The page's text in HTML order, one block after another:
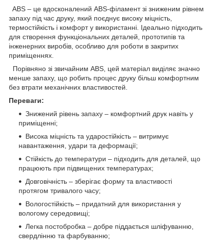
ABS – це вдосконалений ABS-філамент зі зниженим рівнем
запаху під час друку, який поєднує високу міцність,
термостійкість і комфорт у використанні. Ідеально підходить
для створення функціональних деталей, прототипів та
інженерних виробів, особливо для роботи в закритих
приміщеннях.
Порівняно зі звичайним ABS, цей матеріал виділяє значно
менше запаху, що робить процес друку більш комфортним
без втрати механічних властивостей.
Переваги:
Знижений рівень запаху – комфортний друк навіть у
приміщенні;
Висока міцність та ударостійкість – витримує
навантаження, удари та деформації;
Стійкість до температури – підходить для деталей, що
працюють при підвищених температурах;
Довговічність – зберігає форму та властивості
протягом тривалого часу;
Вологостійкість – придатний для використання у
вологому середовищі;
Легка постобробка – добре піддається шліфуванню,
свердлінню та фарбуванню;